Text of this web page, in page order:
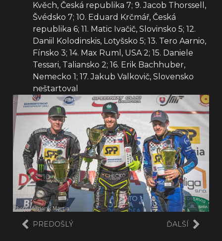
Kvěch, Česká republika 7; 9. Jacob Thorssell,
Švédsko 7; 10. Eduard Krčmář, Česká
republika 6; 11. Matic Ivačič, Slovinsko 5; 12.
Daniil Kolodinskis, Lotyšsko 5; 13. Tero Aarnio,
Fínsko 3; 14. Max Ruml, USA 2; 15. Daniele
Tessari, Taliansko 2; 16. Erik Bachhuber,
Nemecko 1; 17. Jakub Valkovič, Slovensko
neštartoval
PREDOŠLÝ ĎALŠÍ